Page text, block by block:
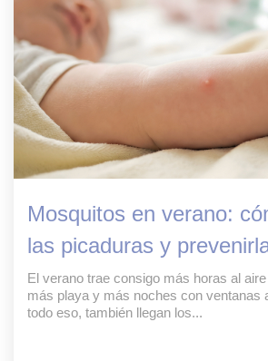
Mosquitos en verano:
las picaduras y
El verano trae consigo más horas al
más playa y más noches con ventanas
todo eso, también llegan los...